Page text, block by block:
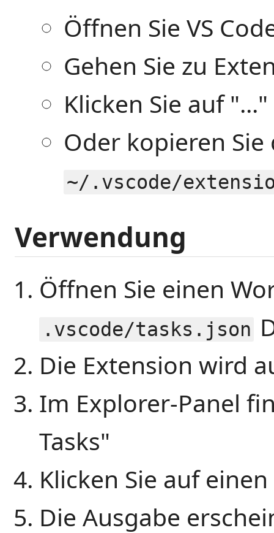
Öffnen Sie VS
Gehen Sie zu
Klicken Sie auf
Oder kopieren
~/.vscode/
Verwendung
Öffnen Sie einen
.vscode/tasks.json
Die Extension wird
Im Explorer-Panel
Tasks"
Klicken Sie auf
Die Ausgabe